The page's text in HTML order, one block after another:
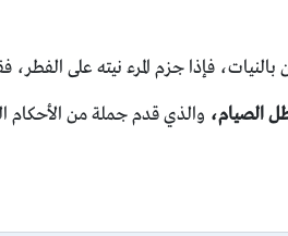
فإذا جزم المرء نيته على الفطر،
الصيام، والذي قدم جملة من الأحكام